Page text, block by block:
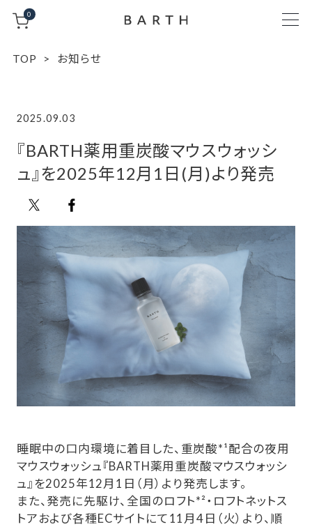
0
TOP お知らせ
2025.09.03
『BARTH薬用重炭酸マウスウォッシ
ュ』を2025年12月1日(月)より発売
睡眠中の口内環境に着目した、重炭酸*¹配合の夜用
マウスウォッシュ『BARTH薬用重炭酸マウスウォッシ
ュ』を2025年12月1日（月）より発売します。
また、発売に先駆け、全国のロフト*²・ロフトネットス
トアおよび各種ECサイトにて11月4日（火）より、順